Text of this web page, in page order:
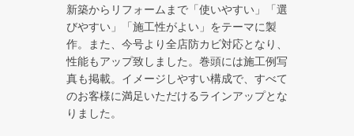
新築からリフォームまで「使いやすい」「選
びやすい」「施工性がよい」をテーマに製
作。また、今号より全店防カビ対応となり、
性能もアップ致しました。巻頭には施工例写
真も掲載。イメージしやすい構成で、すべて
のお客様に満足いただけるラインアップとな
りました。